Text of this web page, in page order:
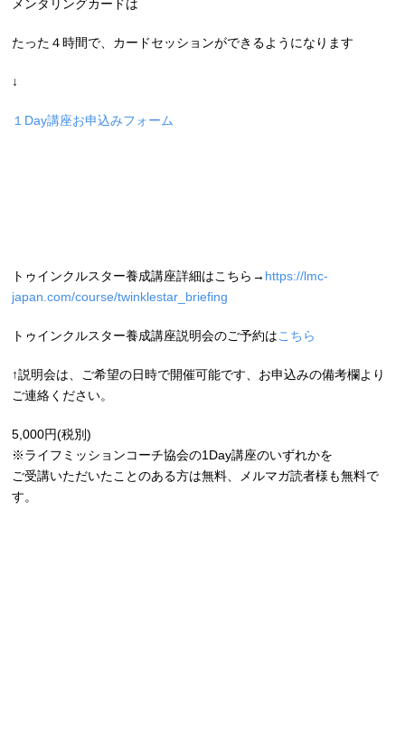
メンタリングカードは
たった４時間で、カードセッションができるようになります
↓
１Day講座お申込みフォーム
トゥインクルスター養成講座詳細はこちら→ https://lmc-
japan.com/course/twinklestar_briefing
トゥインクルスター養成講座説明会のご予約はこちら
↑説明会は、ご希望の日時で開催可能です、お申込みの備考欄より
ご連絡ください。
5,000円(税別)
※ライフミッションコーチ協会の1Day講座のいずれかを
ご受講いただいたことのある方は無料、メルマガ読者様も無料で
す。